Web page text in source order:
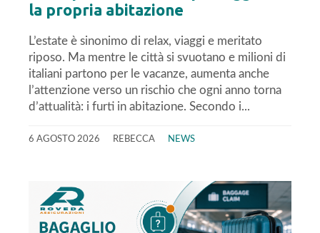
la propria abitazione
L’estate è sinonimo di relax, viaggi e meritato
riposo. Ma mentre le città si svuotano e milioni di
italiani partono per le vacanze, aumenta anche
l’attenzione verso un rischio che ogni anno torna
d’attualità: i furti in abitazione. Secondo i...
6 AGOSTO 2026 REBECCA NEWS